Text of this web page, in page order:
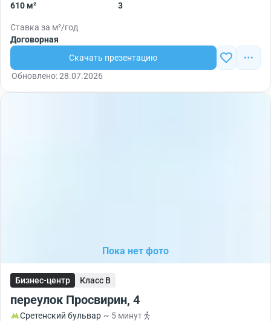
610 м²
3
Ставка за м²/год
Договорная
Скачать презентацию
Обновлено: 28.07.2026
Пока нет фото
Бизнес-центр Класс B
переулок Просвирин, 4
Сретенский бульвар ~ 5 минут